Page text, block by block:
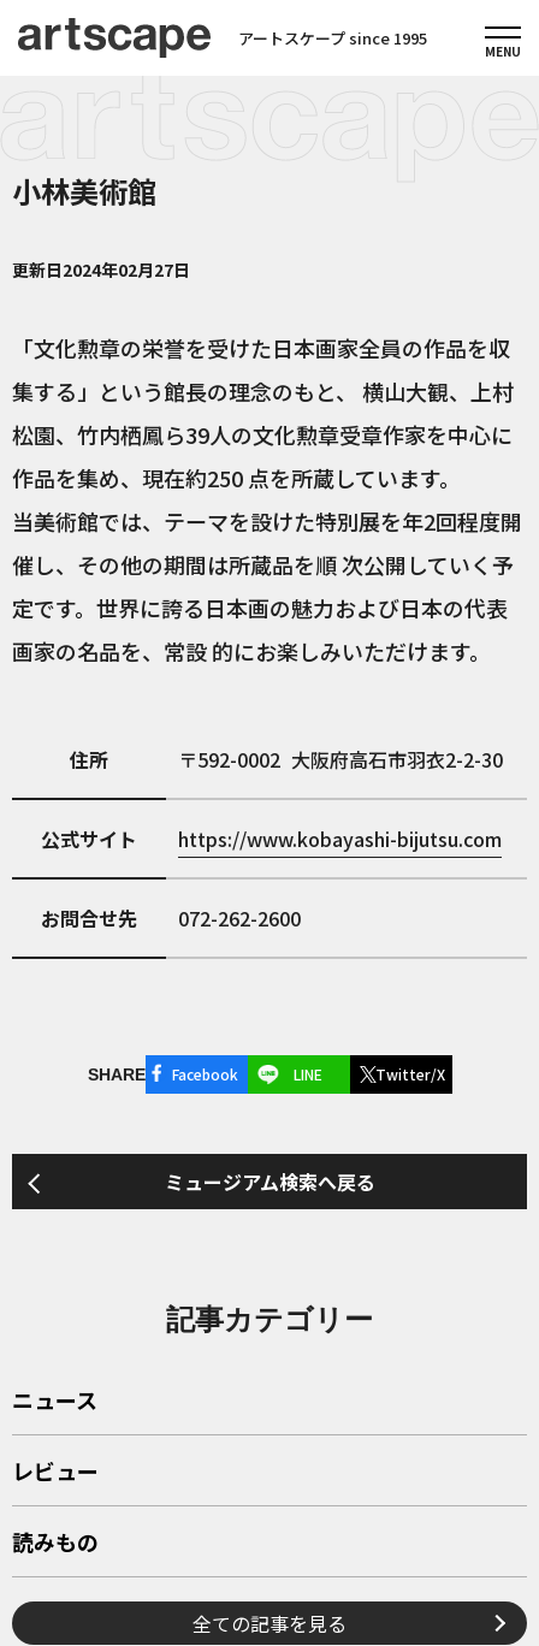
アートスケープ since 1995
小林美術館
更新日2024年02月27日
「文化勲章の栄誉を受けた日本画家全員の作品を収
集する」という館長の理念のもと、 横山大観、上村
松園、竹内栖鳳ら39人の文化勲章受章作家を中心に
作品を集め、現在約250 点を所蔵しています。
当美術館では、テーマを設けた特別展を年2回程度開
催し、その他の期間は所蔵品を順 次公開していく予
定です。世界に誇る日本画の魅力および日本の代表
画家の名品を、常設 的にお楽しみいただけます。
住所 592-0002 大阪府高石市羽衣2-2-30
公式サイト https://www.kobayashi-bijutsu.com
お問合せ先 072-262-2600
SHARE Facebook LINE Twitter/X
ミュージアム検索へ戻る
記事カテゴリー
ニュース
レビュー
読みもの
全ての記事を見る